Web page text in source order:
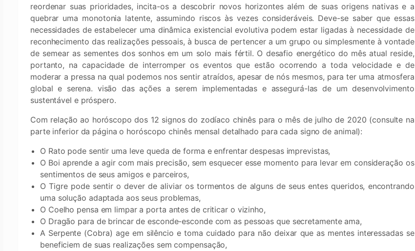
reordenar suas prioridades, incita-os a descobrir novos horizontes além de suas origens nativas e a
quebrar uma monotonia latente, assumindo riscos às vezes consideráveis. Deve-se saber que essas
necessidades de estabelecer uma dinâmica existencial evolutiva podem estar ligadas à necessidade de
reconhecimento das realizações pessoais, à busca de pertencer a um grupo ou simplesmente à vontade
de semear as sementes dos sonhos em um solo mais fértil. O desafio energético do mês atual reside,
portanto, na capacidade de interromper os eventos que estão ocorrendo a toda velocidade e de
moderar a pressa na qual podemos nos sentir atraídos, apesar de nós mesmos, para ter uma atmosfera
global e serena. visão das ações a serem implementadas e assegurá-las de um desenvolvimento
sustentável e próspero.
Com relação ao horóscopo dos 12 signos do zodíaco chinês para o mês de julho de 2020 (consulte na
parte inferior da página o horóscopo chinês mensal detalhado para cada signo de animal):
O Rato pode sentir uma leve queda de forma e enfrentar despesas imprevistas,
O Boi aprende a agir com mais precisão, sem esquecer esse momento para levar em consideração os
sentimentos de seus amigos e parceiros,
O Tigre pode sentir o dever de aliviar os tormentos de alguns de seus entes queridos, encontrando
uma solução adaptada aos seus problemas,
O Coelho pensa em limpar a porta antes de criticar o vizinho,
O Dragão para de brincar de esconde-esconde com as pessoas que secretamente ama,
A Serpente (Cobra) age em silêncio e toma cuidado para não deixar que as mentes interessadas se
beneficiem de suas realizações sem compensação,